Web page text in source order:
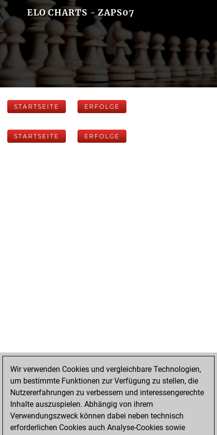
ELO CHARTS - ZAPS07
STARTSEITE ERFOLGE
STARTSEITE ERFOLGE
Wir verwenden Cookies und vergleichbare Technologien,
um bestimmte Funktionen zur Verfügung zu stellen, die
Nutzererfahrungen zu verbessern und interessengerechte
Inhalte auszuspielen. Abhängig von ihrem
Verwendungszweck können dabei neben technisch
erforderlichen Cookies auch Analyse-Cookies sowie